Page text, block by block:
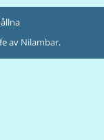
av Nilambar.